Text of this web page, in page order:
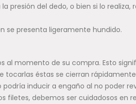
presión del dedo, o bien si lo realiza,
se presenta ligeramente hundido.
al momento de su compra. Esto
éstas se cierran
inducir a engaño al no poder
filetes, debemos ser cuidadosos en